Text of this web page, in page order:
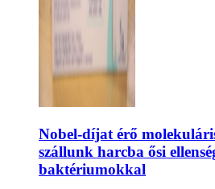
Nobel-díjat érő
szállunk harcba ősi
baktériumokkal